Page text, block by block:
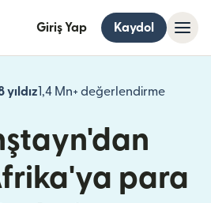
Giriş Yap Kaydol
yıldız1,4 Mn+ değerlendirme
para